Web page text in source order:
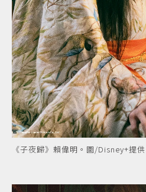
《子夜歸》賴偉明。圖/Disney+提供